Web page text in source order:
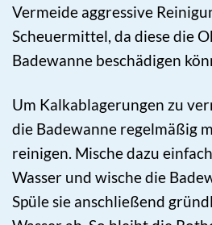
Vermeide aggressive
Scheuermittel, da diese die
Badewanne beschädigen
Um Kalkablagerungen zu
die Badewanne regelmäßig
reinigen. Mische dazu
Wasser und wische die
Spüle sie anschließend